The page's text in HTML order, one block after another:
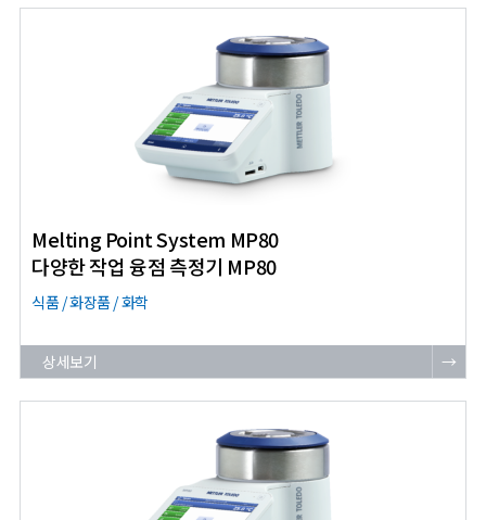
Melting Point System MP80
다양한 작업 융점 측정기 MP80
식품 / 화장품 / 화학
상세보기 →